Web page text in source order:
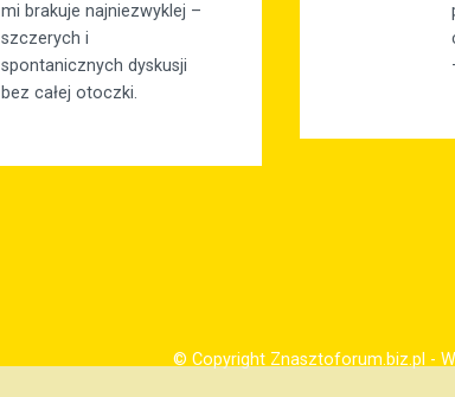
mi brakuje najniezwyklej –
szczerych i
spontanicznych dyskusji
bez całej otoczki.
© Copyright Znasztoforum.biz.pl -